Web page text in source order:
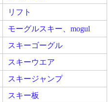
リフト
モーグルスキー、mogul
スキーゴーグル
スキーウエア
スキージャンプ
スキー板